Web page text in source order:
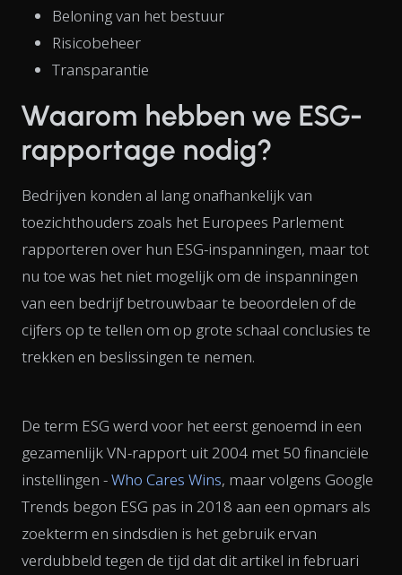
Beloning van het bestuur
Risicobeheer
Transparantie
Waarom hebben we ESG-
rapportage nodig?
Bedrijven konden al lang onafhankelijk van
toezichthouders zoals het Europees Parlement
rapporteren over hun ESG-inspanningen, maar tot
nu toe was het niet mogelijk om de inspanningen
van een bedrijf betrouwbaar te beoordelen of de
cijfers op te tellen om op grote schaal conclusies te
trekken en beslissingen te nemen.
De term ESG werd voor het eerst genoemd in een
gezamenlijk VN-rapport uit 2004 met 50 financiële
instellingen -Who Cares Wins, maar volgens Google
Trends begon ESG pas in 2018 aan een opmars als
zoekterm en sindsdien is het gebruik ervan
verdubbeld tegen de tijd dat dit artikel in februari